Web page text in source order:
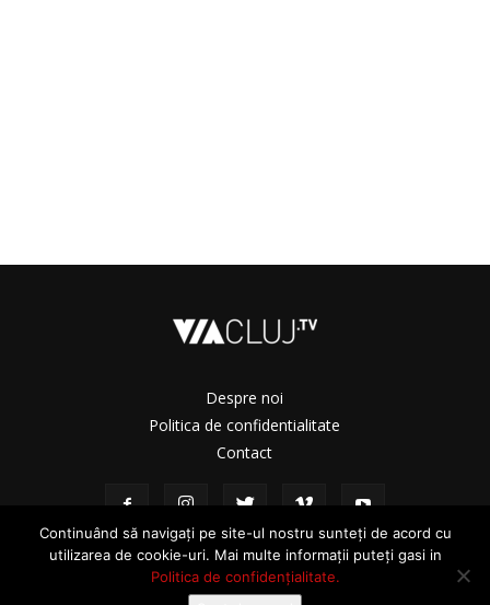
Despre noi
Politica de confidentialitate
Contact
Continuând să navigați pe site-ul nostru sunteți de acord cu
utilizarea de cookie-uri. Mai multe informații puteți gasi in
Politica de confidențialitate.